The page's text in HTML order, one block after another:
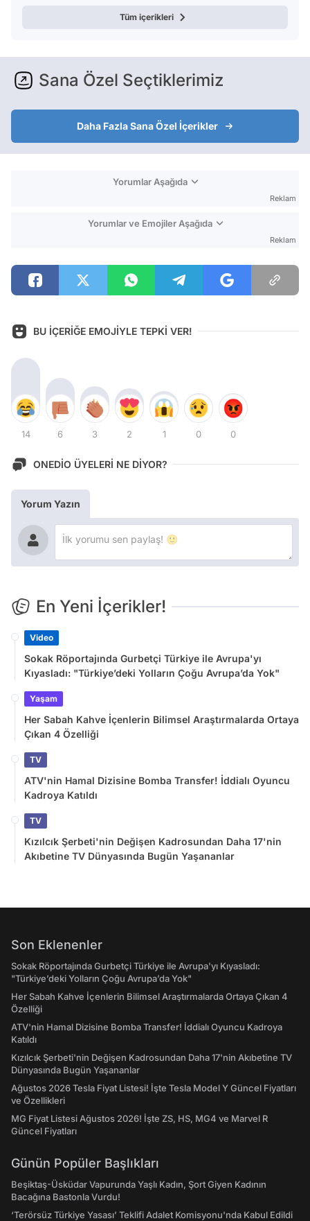
Tüm içerikleri
Sana Özel Seçtiklerimiz
Daha Fazla Sana Özel İçerikler
Yorumlar Aşağıda
Reklam
Yorumlar ve Emojiler Aşağıda
Reklam
BU İÇERİĞE EMOJİYLE TEPKİ VER!
14 6 3 2 1 0 0
ONEDİO ÜYELERİ NE DİYOR?
Yorum Yazın
En Yeni İçerikler!
Video
Sokak Röportajında Gurbetçi Türkiye ile Avrupa'yı
Kıyasladı: "Türkiye’deki Yolların Çoğu Avrupa’da Yok"
Yaşam
Her Sabah Kahve İçenlerin Bilimsel Araştırmalarda Ortaya
Çıkan 4 Özelliği
TV
ATV'nin Hamal Dizisine Bomba Transfer! İddialı Oyuncu
Kadroya Katıldı
TV
Kızılcık Şerbeti'nin Değişen Kadrosundan Daha 17'nin
Akıbetine TV Dünyasında Bugün Yaşananlar
Son Eklenenler
Sokak Röportajında Gurbetçi Türkiye ile Avrupa'yı Kıyasladı:
"Türkiye’deki Yolların Çoğu Avrupa’da Yok"
Her Sabah Kahve İçenlerin Bilimsel Araştırmalarda Ortaya Çıkan 4
Özelliği
ATV'nin Hamal Dizisine Bomba Transfer! İddialı Oyuncu Kadroya
Katıldı
Kızılcık Şerbeti'nin Değişen Kadrosundan Daha 17'nin Akıbetine TV
Dünyasında Bugün Yaşananlar
Ağustos 2026 Tesla Fiyat Listesi! İşte Tesla Model Y Güncel Fiyatları
ve Özellikleri
MG Fiyat Listesi Ağustos 2026! İşte ZS, HS, MG4 ve Marvel R
Güncel Fiyatları
Günün Popüler Başlıkları
Beşiktaş-Üsküdar Vapurunda Yaşlı Kadın, Şort Giyen Kadının
Bacağına Bastonla Vurdu!
‘Terörsüz Türkiye Yasası’ Teklifi Adalet Komisyonu'nda Kabul Edildi